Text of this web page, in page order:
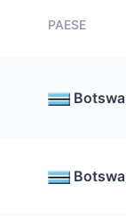
PAESE